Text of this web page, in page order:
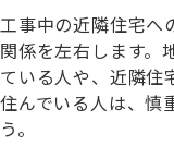
工事中の近隣住宅へ
関係を左右します。
ている人や、近隣住
住んでいる人は、慎
う。